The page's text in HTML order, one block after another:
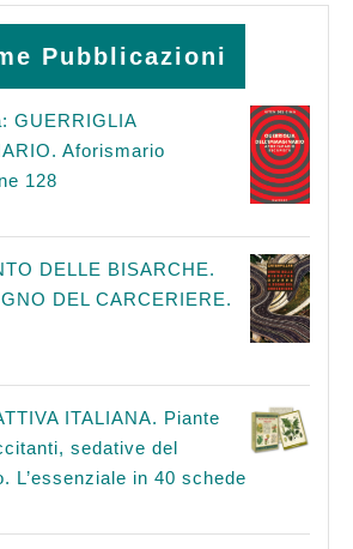
Pubblicazioni
GUERRIGLIA
Aforismario
128
DELLE BISARCHE.
DEL CARCERIERE.
ITALIANA. Piante
sedative del
L’essenziale in 40 schede